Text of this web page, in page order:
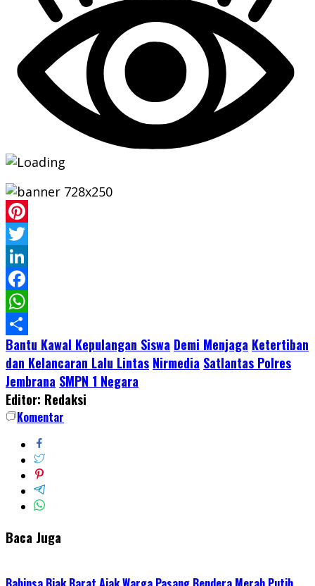
Pinterest
Twitter
LinkedIn
Facebook
WhatsApp
Share
Bantu Kawal Kepulangan Siswa Demi Menjaga Ketertiban
dan Kelancaran Lalu Lintas Nirmedia Satlantas Polres
Jembrana SMPN 1 Negara
Editor: Redaksi
Komentar
Baca Juga